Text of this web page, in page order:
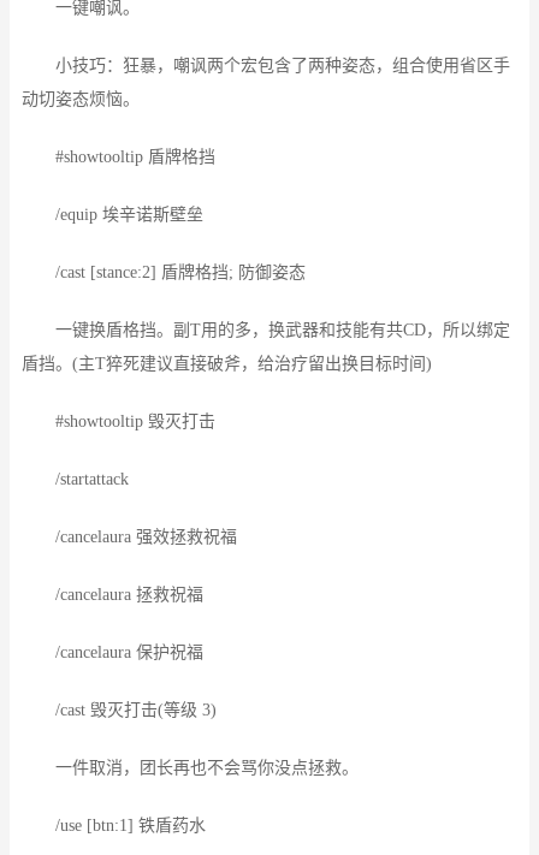
一键嘲讽。
小技巧：狂暴，嘲讽两个宏包含了两种姿态，组合使用省区手
动切姿态烦恼。
#showtooltip 盾牌格挡
/equip 埃辛诺斯壁垒
/cast [stance:2] 盾牌格挡; 防御姿态
一键换盾格挡。副T用的多，换武器和技能有共CD，所以绑定
盾挡。(主T猝死建议直接破斧，给治疗留出换目标时间)
#showtooltip 毁灭打击
/startattack
/cancelaura 强效拯救祝福
/cancelaura 拯救祝福
/cancelaura 保护祝福
/cast 毁灭打击(等级 3)
一件取消，团长再也不会骂你没点拯救。
/use [btn:1] 铁盾药水